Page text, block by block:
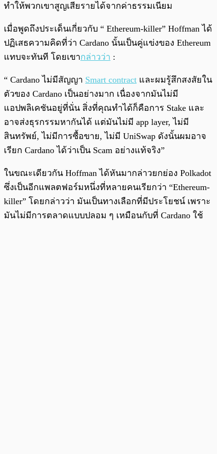
ทำให้พวกเขาสูญเสียรายได้จากค่าธรรมเนียม
เมื่อพูดถึงประเด็นเกี่ยวกับ “ Ethereum-killer” Hoffman ได้
ปฏิเสธความคิดที่ว่า Cardano นั้นเป็นคู่แข่งของ Ethereum
แทบจะทันที โดยเขากล่าวว่า :
“ Cardano ไม่มีสัญญา Smart contract และผมรู้สึกสงสัยใน
ตัวของ Cardano เป็นอย่างมาก เนื่องจากมันไม่มี
แอปพลิเคชันอยู่ที่นั่น สิ่งที่คุณทำได้ก็คือการ Stake และ
อาจส่งธุรกรรมหากันได้ แต่มันไม่มี app layer, ไม่มี
สินทรัพย์, ไม่มีการซื้อขาย, ไม่มี UniSwap ดังนั้นผมอาจ
เรียก Cardano ได้ว่าเป็น Scam อย่างแท้จริง”
ในขณะเดียวกัน Hoffman ได้หันมากล่าวยกย่อง Polkadot
ซึ่งเป็นอีกแพลตฟอร์มหนึ่งที่หลายคนเรียกว่า “Ethereum-
killer” โดยกล่าวว่า มันเป็นทางเลือกที่มีประโยชน์ เพราะ
มันไม่มีการตลาดแบบปลอม ๆ เหมือนกับที่ Cardano ใช้